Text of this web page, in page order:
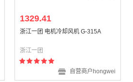
1329.41
浙江一团 电机冷却风机 G-315A
浙江一团
自营商户hongwei